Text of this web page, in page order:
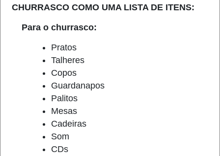
CHURRASCO COMO UMA LISTA DE ITENS:
Para o churrasco:
Pratos
Talheres
Copos
Guardanapos
Palitos
Mesas
Cadeiras
Som
CDs